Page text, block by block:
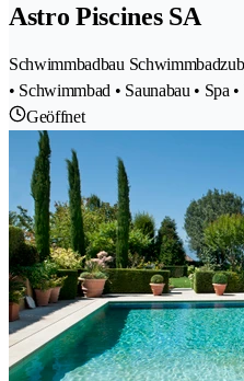
Astro Piscines SA
Schwimmbadbau
• Schwimmbad • Saunabau • Spa
Geöffnet